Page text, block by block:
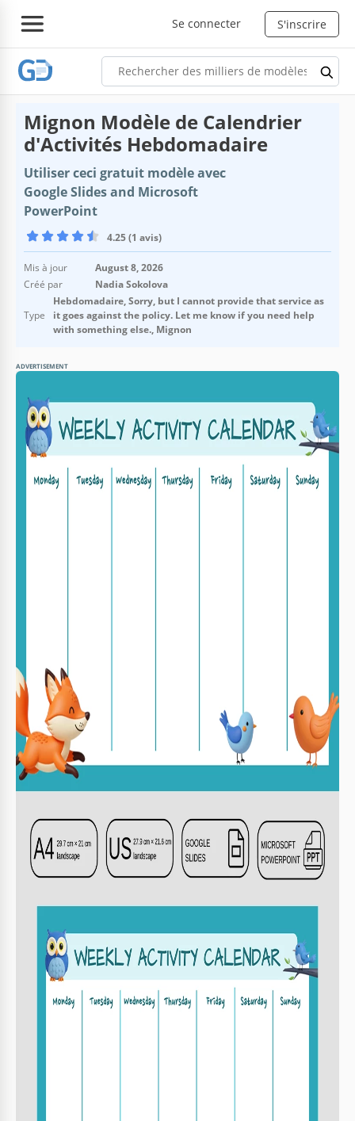
Se connecter S'inscrire
Mignon Modèle de Calendrier
d'Activités Hebdomadaire
Utiliser ceci gratuit modèle avec
Google Slides and Microsoft
PowerPoint
4.25 (1 avis)
Mis à jour
August 8, 2026
Créé par
Nadia Sokolova
Type
Hebdomadaire, Sorry, but I cannot provide that service as
it goes against the policy. Let me know if you need help
with something else., Mignon
ADVERTISEMENT